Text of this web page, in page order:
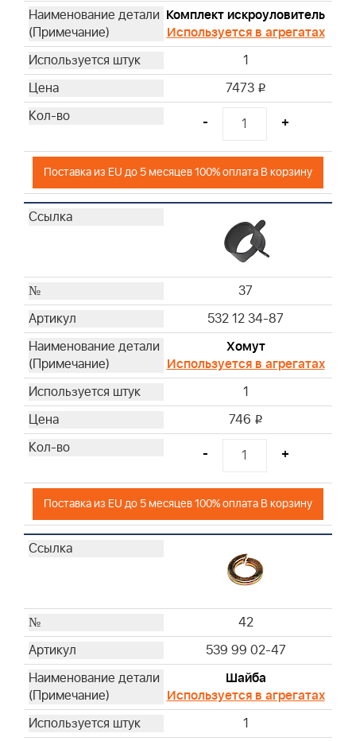
Комплект искроуловитель
Используется в агрегатах
1
7473 i
- +
Поставка из EU до 5 месяцев 100% оплата В корзину
37
532 12 34-87
Хомут
Используется в агрегатах
1
746 i
- +
Поставка из EU до 5 месяцев 100% оплата В корзину
42
539 99 02-47
Шайба
Используется в агрегатах
1